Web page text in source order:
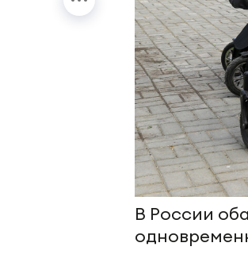
В России